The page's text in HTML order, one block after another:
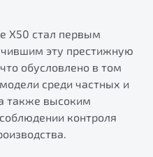
дорогах с программой
X50 стал первым
эту престижную
обусловлено в том
среди частных и
также высоким
контроля